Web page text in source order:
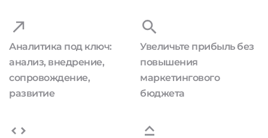
Аналитика под ключ:
анализ, внедрение,
сопровождение,
развитие
Увеличьте прибыль без
повышения
маркетингового
бюджета